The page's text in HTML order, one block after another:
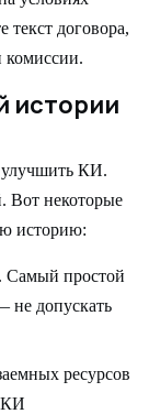
текст договора,
истории
улучшить КИ.
Вот некоторые
историю:
Самый простой
допускать
ресурсов
КИ